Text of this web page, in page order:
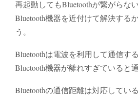
再起動してもBluetoothが繋がらな
Bluetooth機器を近付けて解決する
う。
Bluetoothは電波を利用して通信す
Bluetooth機器が離れすぎていると
Bluetoothの通信距離は対応してい